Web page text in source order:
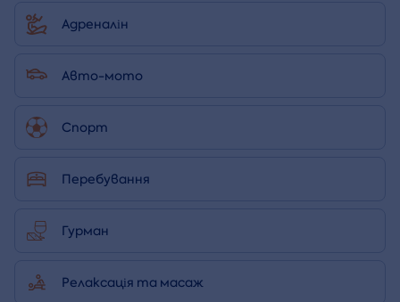
Адреналін
Авто-мото
Спорт
Перебування
Гурман
Релаксація та масаж